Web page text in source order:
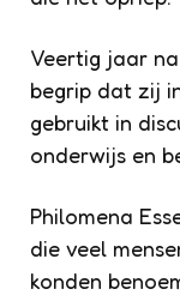
Veertig jaar
begrip dat zij
gebruikt in
onderwijs en
Philomena
die veel
konden